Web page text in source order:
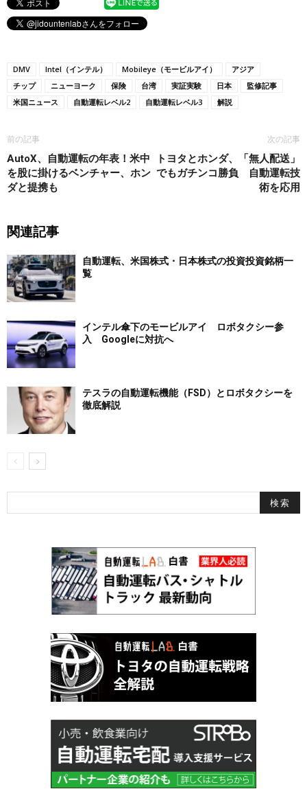
DMV Intel（インテル） Mobileye（モービルアイ）
アジア
チップ
ニューヨーク 保険 台湾 実証実験 日本
監修記事
米国ニュース
自動運転レベル2 自動運転レベル3 解説
前の記事
AutoX、自動運転の年表！米中
を股に掛けるベンチャー、ホン
ダと提携も
次の記事
トヨタとホンダ、「無人配送」
でもガチンコ勝負 自動運転技
術を応用
関連記事
自動運転、米国株式・日本株式の投資投資銘柄一
覧
インテル傘下のモービルアイ ロボタクシー参
入 Googleに対抗へ
テスラの自動運転機能（FSD）とロボタクシーを
徹底解説